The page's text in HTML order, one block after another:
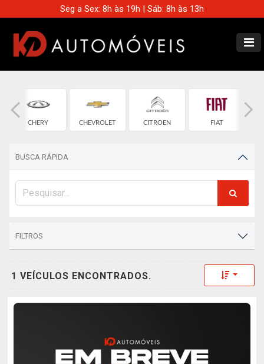
Seg a Sex: 8h às 19h | Sáb: 8h às 13h
CHERY CHEVROLET CITROEN FIAT
BUSCA RÁPIDA
FILTROS
1 VEÍCULOS ENCONTRADOS. Toggle